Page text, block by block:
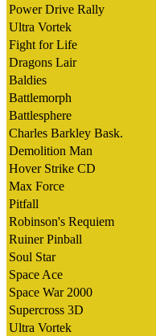
Power Drive Rally
Ultra Vortek
Fight for Life
Dragons Lair
Baldies
Battlemorph
Battlesphere
Charles Barkley Bask.
Demolition Man
Hover Strike CD
Max Force
Pitfall
Robinson's Requiem
Ruiner Pinball
Soul Star
Space Ace
Space War 2000
Supercross 3D
Ultra Vortek